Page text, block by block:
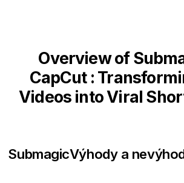
Overview of
CapCut :
Videos into Viral
SubmagicVýhody a